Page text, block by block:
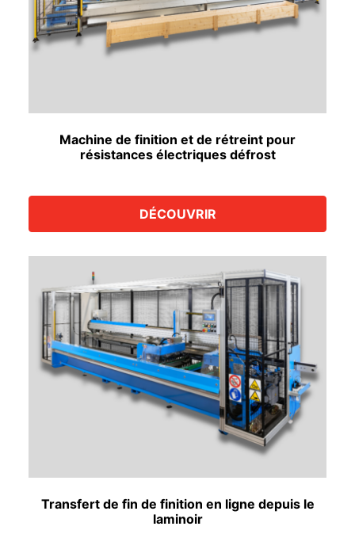
Machine de finition et de rétreint pour
résistances électriques défrost
DÉCOUVRIR
Transfert de fin de finition en ligne depuis le
laminoir